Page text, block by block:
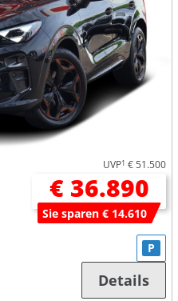
UVP1 € 51.500
€ 36.890
Sie sparen € 14.610
P
Details